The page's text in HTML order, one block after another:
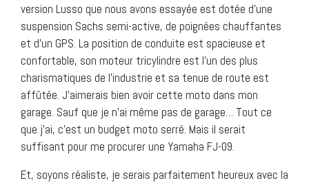
version Lusso que nous avons essayée est dotée d’une
suspension Sachs semi-active, de poignées chauffantes
et d’un GPS. La position de conduite est spacieuse et
confortable, son moteur tricylindre est l’un des plus
charismatiques de l’industrie et sa tenue de route est
affûtée. J’aimerais bien avoir cette moto dans mon
garage. Sauf que je n’ai même pas de garage… Tout ce
que j’ai, c’est un budget moto serré. Mais il serait
suffisant pour me procurer une Yamaha FJ-09.
Et, soyons réaliste, je serais parfaitement heureux avec la